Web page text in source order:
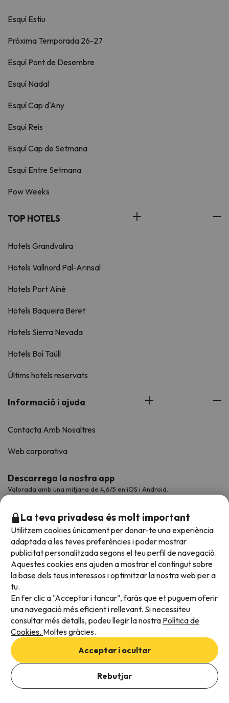
Afegeix les dates per comprovar la disponibilitat
Afegir dates
Esquí Estiu
Pròxima Temporada 26-27
Esquí Pont de Desembre
Esquí Nadal
Esquí Cap d'Any
Esquí Reis
Esquí Cap de Setmana
Esquí Entre Setmana
Pow Weeks
TOP HOTELS
Hotels Grandvalira
Hotels Vallnord Pal-Arinsal
Hotels Port Ainé
Hotels Baqueira Beret
Hotels Sierra Nevada
Hotels Boí Taüll
Últims hotels reservats
Informació i ajuda
Contacta Amb Nosaltres
Web corporativa
Descarrega la nostra app
Valorada amb una mitjana de 4,6/5 en iOS i Android.
Acceptem
Condicions generals
Privadesa de dades
Política de cookies
La teva privadesa és molt important
Utilitzem cookies únicament per donar-te una experiència
adaptada a les teves preferències i poder mostrar
publicitat personalitzada segons el teu perfil de navegació.
Aquestes cookies ens ajuden a mostrar el contingut sobre
la base dels teus interessos i optimitzar la nostra web per a
tu.
En fer clic a "Acceptar i tancar", faràs que et puguem oferir
una navegació més eficient i rellevant. Si necessiteu
consultar més detalls, podeu llegir la nostra Política de
Cookies. Moltes gràcies.
Acceptar i ocultar
Rebutjar